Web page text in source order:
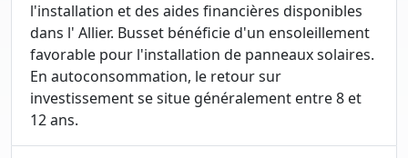
l'installation et des aides financières disponibles
dans l' Allier. Busset bénéficie d'un ensoleillement
favorable pour l'installation de panneaux solaires.
En autoconsommation, le retour sur
investissement se situe généralement entre 8 et
12 ans.